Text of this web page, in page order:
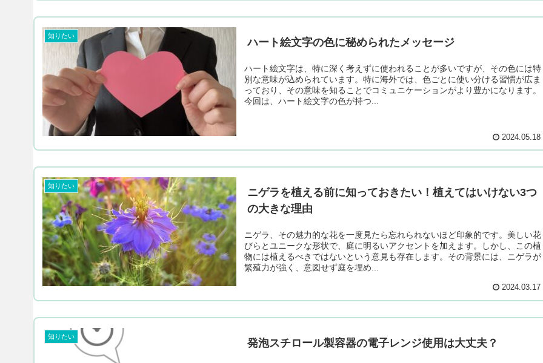
知りたい
ハート絵文字の色に秘められたメッセージ
ハート絵文字は、特に深く考えずに使われることが多いですが、その色には特
別な意味が込められています。特に海外では、色ごとに使い分ける習慣が広ま
っており、その意味を知ることでコミュニケーションがより豊かになります。
今回は、ハート絵文字の色が持つ...
2024.05.18
知りたい
ニゲラを植える前に知っておきたい！植えてはいけない3つ
の大きな理由
ニゲラ、その魅力的な花を一度見たら忘れられないほど印象的です。美しい花
びらとユニークな形状で、庭に明るいアクセントを加えます。しかし、この植
物には植えるべきではないという意見も存在します。その背景には、ニゲラが
繁殖力が強く、意図せず庭を埋め...
2024.03.17
知りたい
発泡スチロール製容器の電子レンジ使用は大丈夫？